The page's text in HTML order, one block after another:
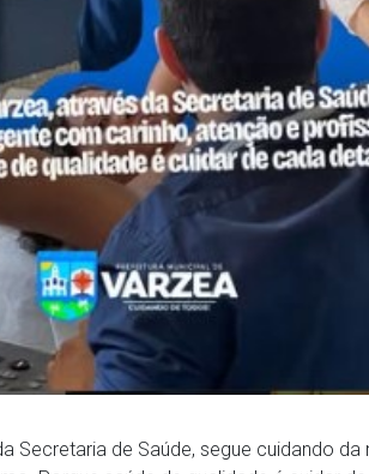
Secretaria de Saúde, segue cuidando